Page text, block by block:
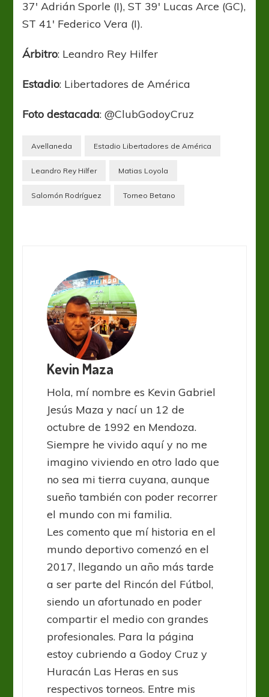
37′ Adrián Sporle (I), ST 39′ Lucas Arce (GC),
ST 41′ Federico Vera (I).
Árbitro: Leandro Rey Hilfer
Estadio: Libertadores de América
Foto destacada: @ClubGodoyCruz
Avellaneda Estadio Libertadores de América
Leandro Rey Hilfer Matias Loyola
Salomón Rodríguez Torneo Betano
Kevin Maza
Hola, mí nombre es Kevin Gabriel
Jesús Maza y nací un 12 de
octubre de 1992 en Mendoza.
Siempre he vivido aquí y no me
imagino viviendo en otro lado que
no sea mi tierra cuyana, aunque
sueño también con poder recorrer
el mundo con mi familia.
Les comento que mí historia en el
mundo deportivo comenzó en el
2017, llegando un año más tarde
a ser parte del Rincón del Fútbol,
siendo un afortunado en poder
compartir el medio con grandes
profesionales. Para la página
estoy cubriendo a Godoy Cruz y
Huracán Las Heras en sus
respectivos torneos. Entre mis